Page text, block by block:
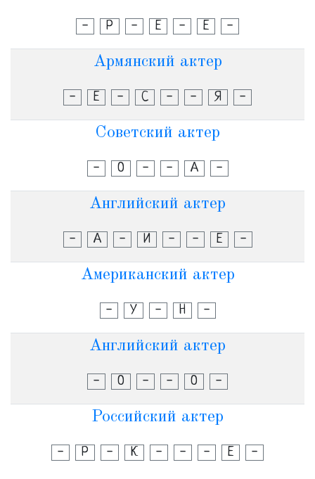
- Р - Е - Е -
Армянский актер
- Е - С - - Я -
Советский актер
- О - - А -
Английский актер
- А - И - - Е -
Американский актер
- У - Н -
Английский актер
- О - - О -
Российский актер
- Р - К - - - Е -